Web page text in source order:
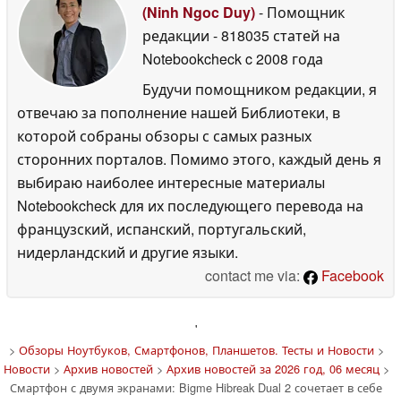
(Ninh Ngoc Duy)- Помощник
редакции - 818035 статей на
Notebookcheckc 2008 года
Будучи помощником редакции, я
отвечаю за пополнение нашей Библиотеки, в
которой собраны обзоры с самых разных
сторонних порталов. Помимо этого, каждый день я
выбираю наиболее интересные материалы
Notebookcheck для их последующего перевода на
французский, испанский, португальский,
нидерландский и другие языки.
contact me via:
Facebook
'
> Обзоры Ноутбуков, Смартфонов, Планшетов. Тесты и Новости>
Новости> Архив новостей> Архив новостей за 2026 год, 06 месяц>
Смартфон с двумя экранами: Bigme Hibreak Dual 2 сочетает в себе